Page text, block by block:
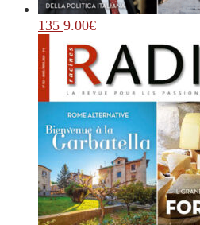
135 9.00€